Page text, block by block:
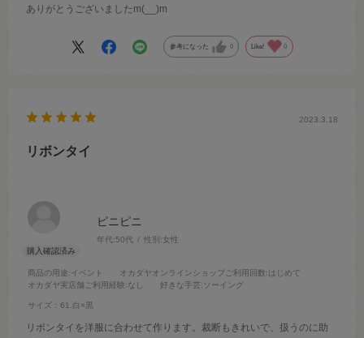
ありがとうございましたm(__)m
参考になった 0 Like! 0
ピニピニ
年代:50代 性別:女性
商品の用途:イベント オカダヤオンラインショップご利用回数:はじめて
オカダヤ実店舗ご利用経験:なし 好きな手芸:ソーイング
サイズ：61.白×黒
2023.3.18
リボンタイ
リボンタイを洋服に合わせて作ります。裁断もきれいで、扱うのに助